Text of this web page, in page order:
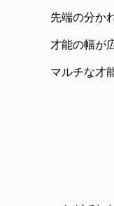
先端の分か
才能の幅が
マルチな才